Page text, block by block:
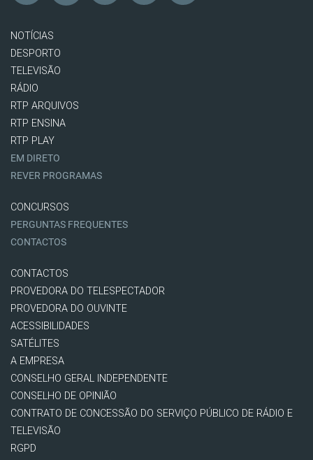
NOTÍCIAS
DESPORTO
TELEVISÃO
RÁDIO
RTP ARQUIVOS
RTP ENSINA
RTP PLAY
EM DIRETO
REVER PROGRAMAS
CONCURSOS
PERGUNTAS FREQUENTES
CONTACTOS
CONTACTOS
PROVEDORA DO TELESPECTADOR
PROVEDORA DO OUVINTE
ACESSIBILIDADES
SATÉLITES
A EMPRESA
CONSELHO GERAL INDEPENDENTE
CONSELHO DE OPINIÃO
CONTRATO DE CONCESSÃO DO SERVIÇO PÚBLICO DE RÁDIO E
TELEVISÃO
RGPD